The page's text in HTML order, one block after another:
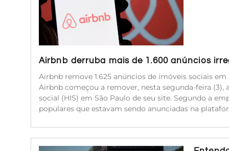
Airbnb derruba mais de 1.600 anúncios
Airbnb remove 1.625 anúncios de imóveis sociais
Airbnb começou a remover, nesta segunda-feira
social (HIS) em São Paulo de seu site. Segundo a
populares que estavam sendo anunciadas na